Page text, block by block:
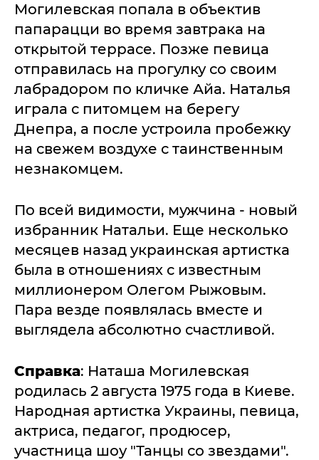
Могилевская попала в объектив
папарацци во время завтрака на
открытой террасе. Позже певица
отправилась на прогулку со своим
лабрадором по кличке Айа. Наталья
играла с питомцем на берегу
Днепра, а после устроила пробежку
на свежем воздухе с таинственным
незнакомцем.
По всей видимости, мужчина - новый
избранник Натальи. Еще несколько
месяцев назад украинская артистка
была в отношениях с известным
миллионером Олегом Рыжовым.
Пара везде появлялась вместе и
выглядела абсолютно счастливой.
Справка: Наташа Могилевская
родилась 2 августа 1975 года в Киеве.
Народная артистка Украины, певица,
актриса, педагог, продюсер,
участница шоу "Танцы со звездами".